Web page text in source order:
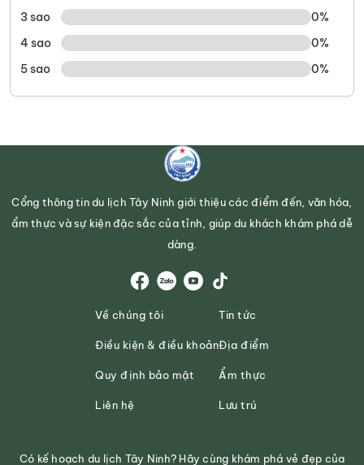
3 sao
0%
4 sao
0%
5 sao
0%
Cổng thông tin du lịch Tây Ninh giới thiệu các điểm đến, văn hóa,
ẩm thực và sự kiện đặc sắc của tỉnh, giúp du khách khám phá dễ
dàng.
Về chúng tôi
Điều kiện & điều khoản
Quy định bảo mật
Liên hệ
Tin tức
Địa điểm
Ẩm thực
Lưu trú
Có kế hoạch du lịch Tây Ninh? Hãy cùng khám phá vẻ đẹp của